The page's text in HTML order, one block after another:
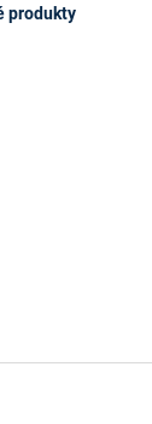
produkty